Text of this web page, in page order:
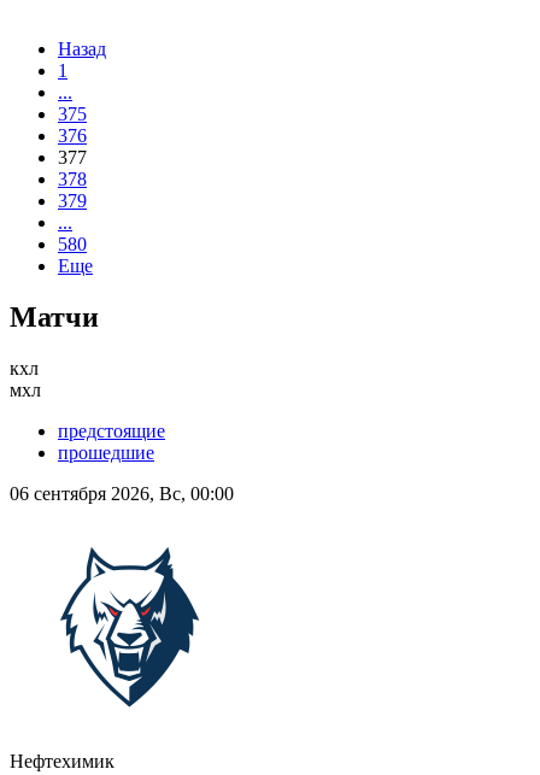
Назад
1
...
375
376
377
378
379
...
580
Еще
Матчи
кхл
мхл
предстоящие
прошедшие
06 сентября 2026, Вс, 00:00
Нефтехимик